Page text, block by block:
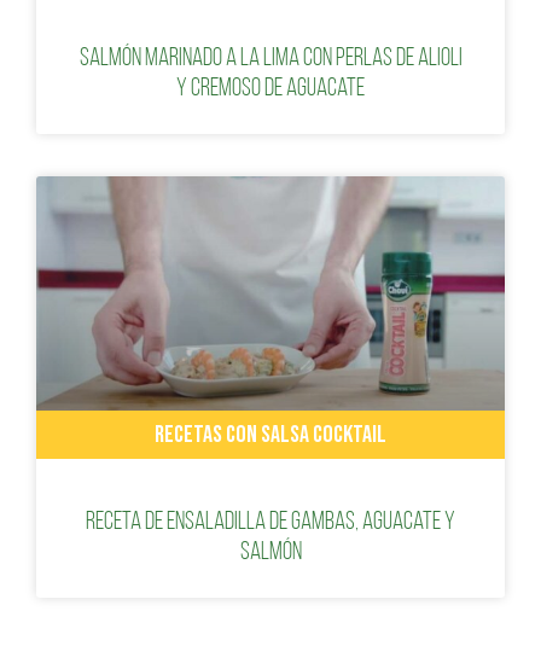
Salmón marinado a la lima con perlas de alioli
y cremoso de aguacate
RECETAS CON SALSA COCKTAIL
Receta de ensaladilla de gambas, aguacate y
salmón